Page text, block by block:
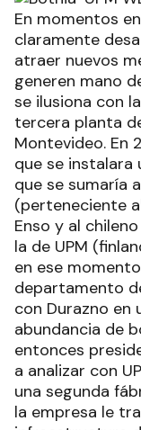
En momentos
claramente
atraer nuevos
generen mano
se ilusiona con
tercera planta
Montevideo. En
que se
que se sumaría
(perteneciente
Enso y al
la de UPM
en ese
departamento
con Durazno en
abundancia de
entonces
a analizar con
una segunda
la empresa le